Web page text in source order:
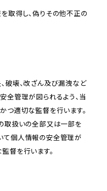
取得し、偽りその他不正の
破壊、改ざん及び漏洩など
全管理が図られるよう、当
つ適切な監督を行います。
取扱いの全部又は一部を
て個人情報の安全管理が
督を行います。